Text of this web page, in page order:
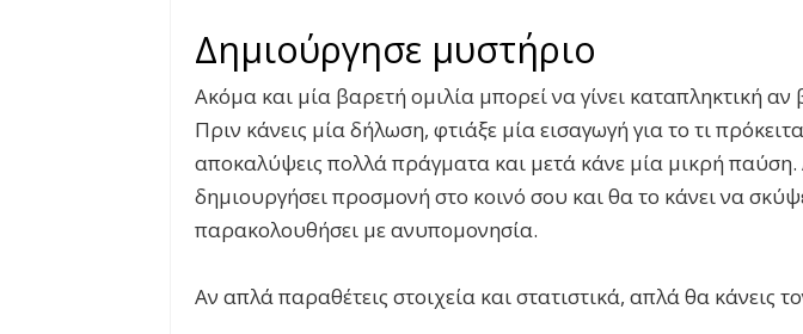
Δημιούργησε μυστήριο
Ακόμα και μία βαρετή ομιλία μπορεί να γίνει καταπληκτική αν
Πριν κάνεις μία δήλωση, φτιάξε μία εισαγωγή για το τι
αποκαλύψεις πολλά πράγματα και μετά κάνε μία μικρή
δημιουργήσει προσμονή στο κοινό σου και θα το κάνει να
παρακολουθήσει με ανυπομονησία.
Αν απλά παραθέτεις στοιχεία και στατιστικά, απλά θα κάνεις